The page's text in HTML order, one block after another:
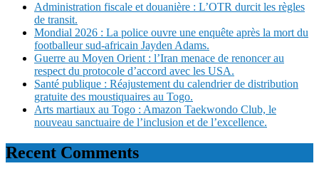
Administration fiscale et douanière : L’OTR durcit les règles
de transit.
Mondial 2026 : La police ouvre une enquête après la mort du
footballeur sud-africain Jayden Adams.
Guerre au Moyen Orient : l’Iran menace de renoncer au
respect du protocole d’accord avec les USA.
Santé publique : Réajustement du calendrier de distribution
gratuite des moustiquaires au Togo.
Arts martiaux au Togo : Amazon Taekwondo Club, le
nouveau sanctuaire de l’inclusion et de l’excellence.
Recent Comments